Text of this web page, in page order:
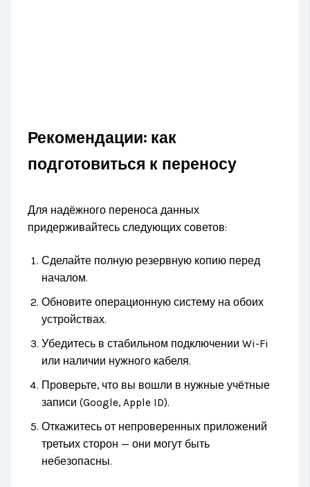
Рекомендации: как
подготовиться к переносу
Для надёжного переноса данных
придерживайтесь следующих советов:
Сделайте полную резервную копию перед
началом.
Обновите операционную систему на обоих
устройствах.
Убедитесь в стабильном подключении Wi-Fi
или наличии нужного кабеля.
Проверьте, что вы вошли в нужные учётные
записи (Google, Apple ID).
Откажитесь от непроверенных приложений
третьих сторон — они могут быть
небезопасны.